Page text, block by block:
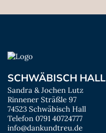
SCHWÄBISCH HALL
Sandra & Jochen Lutz
Rinnener Sträßle 97
74523 Schwäbisch Hall
Telefon 0791 40724777
info@dankundtreu.de